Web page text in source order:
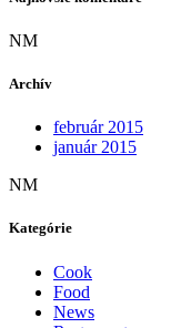
NM
Archív
február 2015
január 2015
NM
Kategórie
Cook
Food
News